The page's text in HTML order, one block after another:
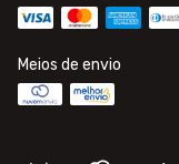
Meios de envio